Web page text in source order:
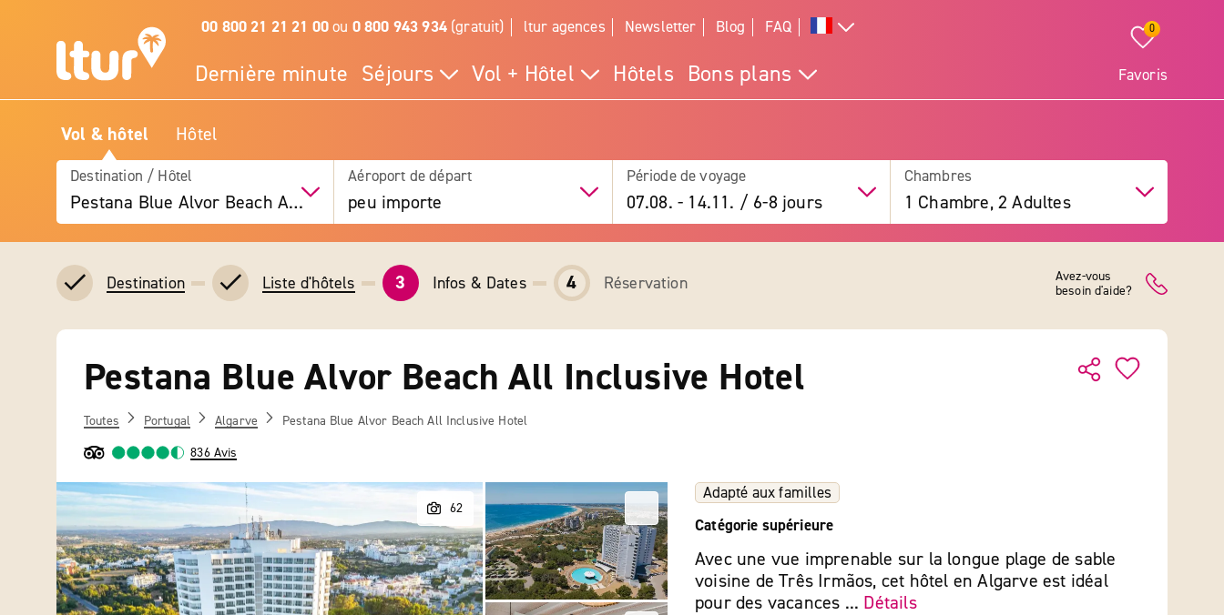
00 800 21 21 21 00ou 0 800 943 934(gratuit) ltur agences Newsletter Blog FAQ
Dernière minute Séjours Vol + Hôtel Hôtels Bons plans
0
Favoris
Vol & hôtel Hôtel
Destination / Hôtel
Pestana Blue Alvor Beach All Inclusive Hotel
Aéroport de départ
peu importe
Période de voyage
07.08. - 14.11. / 6-8 jours
Chambres
1 Chambre, 2 Adultes
Destination Liste d'hôtels 3 Infos & Dates 4 Réservation
Avez-vous
besoin d'aide?
Pestana Blue Alvor Beach All Inclusive Hotel
Toutes Portugal Algarve Pestana Blue Alvor Beach All Inclusive Hotel
836 Avis
Adapté aux familles
Catégorie supérieure
Avec une vue imprenable sur la longue plage de sable
voisine de Três Irmãos, cet hôtel en Algarve est idéal
pour des vacances ... Détails